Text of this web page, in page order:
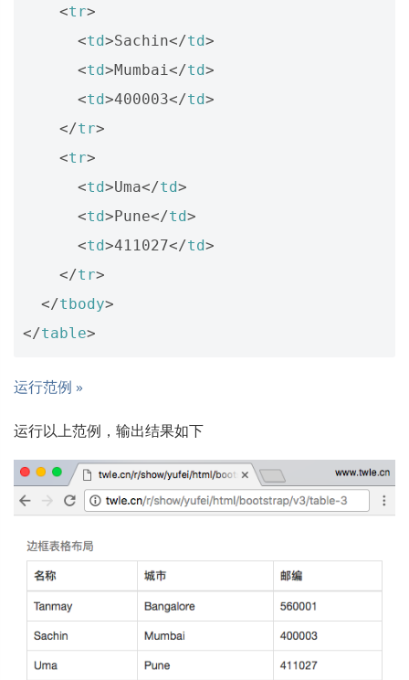
<tr>
<td>Sachin</td>
<td>Mumbai </td>
<td>400003</td>
</tr>
<tr>
<td>Uma</td>
<td>Pune</td>
<td>411027</td>
</tr>
</tbody>
</table>
运行范例 »
运行以上范例，输出结果如下